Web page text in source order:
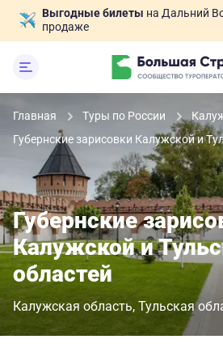
Выгодные билеты на Дальний
продаже
Главная Туры по России
Губернские зарисовки Калужской и
Губернские
Калужской и
областей
Калужская область Тульская